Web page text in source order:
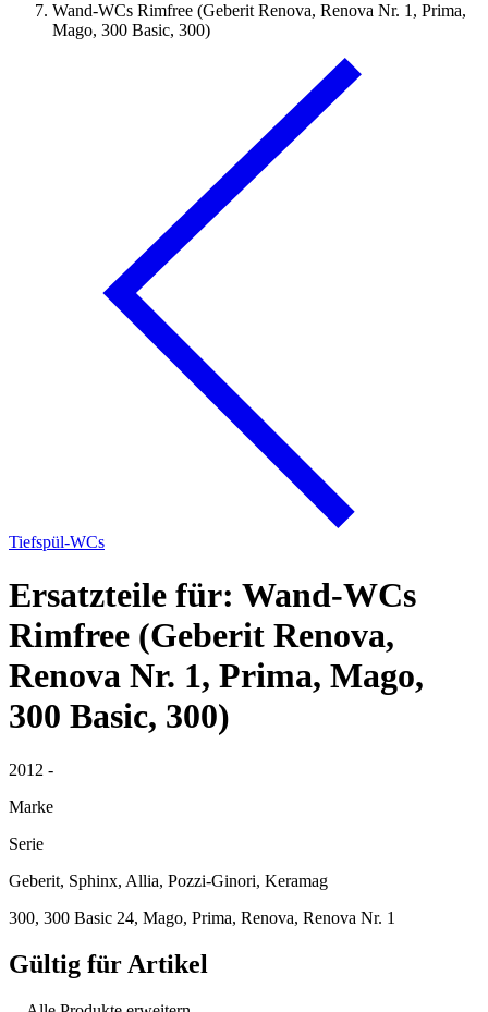
Wand-WCs Rimfree (Geberit Renova, Renova Nr. 1, Prima,
Mago, 300 Basic, 300)
Tiefspül-WCs
Ersatzteile für: Wand-WCs
Rimfree (Geberit Renova,
Renova Nr. 1, Prima, Mago,
300 Basic, 300)
2012 -
Marke
Serie
Geberit, Sphinx, Allia, Pozzi-Ginori, Keramag
300, 300 Basic 24, Mago, Prima, Renova, Renova Nr. 1
Gültig für Artikel